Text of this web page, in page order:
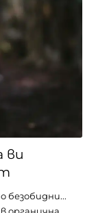
ви
безобидни...